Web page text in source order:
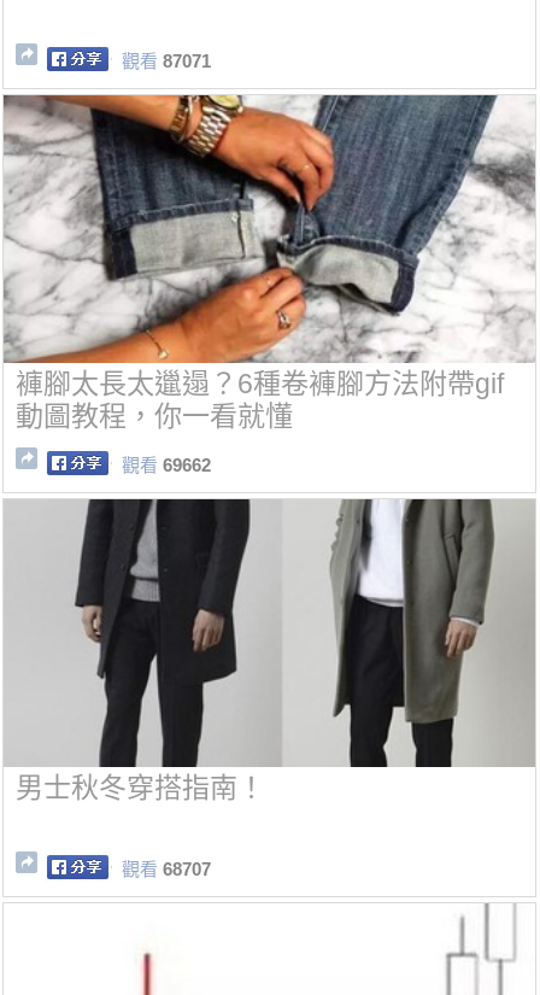
觀看 87071
褲腳太長太邋遢？6種卷褲腳方法附帶gif
動圖教程，你一看就懂
觀看 69662
男士秋冬穿搭指南！
觀看 68707